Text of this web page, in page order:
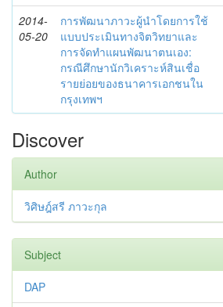
2014-
05-20
การพัฒนาภาวะผู้นำโดยการใช้
แบบประเมินทางจิตวิทยาและ
การจัดทำแผนพัฒนาตนเอง:
กรณีศึกษานักวิเคราะห์สินเชื่อ
รายย่อยของธนาคารเอกชนใน
กรุงเทพฯ
Discover
Author
วิศิษฎ์สรี ภาวะกุล
Subject
DAP